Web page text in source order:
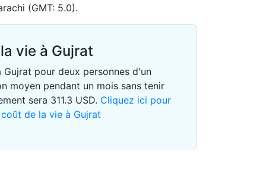
(GMT: 5.0).
vie à Gujrat
pour deux personnes d'un
moyen pendant un mois sans tenir
sera 311.3 USD. Cliquez ici pour
de la vie à Gujrat